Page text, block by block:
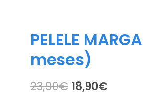
PELELE
meses)
23,90€ El
18,90€El